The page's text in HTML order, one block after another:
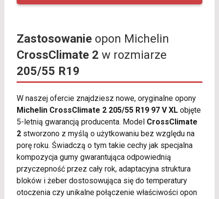
Zastosowanieopon Michelin
CrossClimate 2 w rozmiarze
205/55 R19
W naszej ofercie znajdziesz nowe, oryginalne opony
Michelin CrossClimate 2 205/55 R19 97 V XLobjęte
5-letnią gwarancją producenta. Model CrossClimate
2stworzono z myślą o użytkowaniu bez względu na
porę roku. Świadczą o tym takie cechy jak specjalna
kompozycja gumy gwarantująca odpowiednią
przyczepność przez cały rok, adaptacyjna struktura
bloków i żeber dostosowująca się do temperatury
otoczenia czy unikalne połączenie właściwości opon